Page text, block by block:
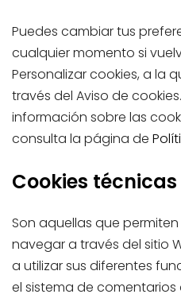
Puedes cambiar tus
cualquier momento si
Personalizar cookies, a la
través del Aviso de
información sobre las
consulta la página de
Cookies técnicas
Son aquellas que
navegar a través del sitio
a utilizar sus diferentes
el sistema de